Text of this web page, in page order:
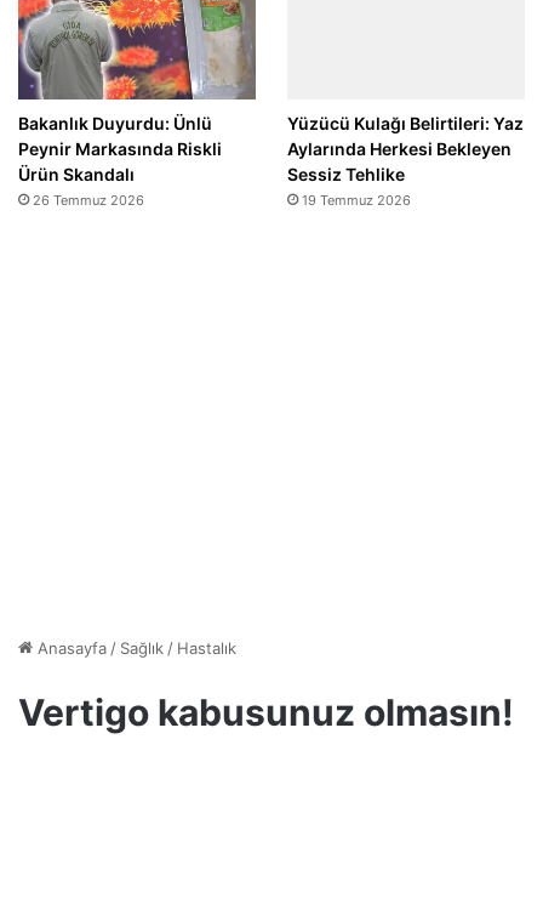
Bakanlık Duyurdu: Ünlü
Peynir Markasında Riskli
Ürün Skandalı
26 Temmuz 2026
Yüzücü Kulağı Belirtileri: Yaz
Aylarında Herkesi Bekleyen
Sessiz Tehlike
19 Temmuz 2026